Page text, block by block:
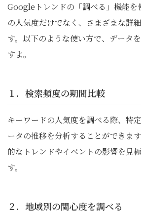
Googleトレンドの「調べる」機能を
の人気度だけでなく、さまざまな詳
す。以下のような使い方で、データ
すよ。
１．検索頻度の期間比較
キーワードの人気度を調べる際、特
ータの推移を分析することができま
的なトレンドやイベントの影響を見
す。
２．地域別の関心度を調べる